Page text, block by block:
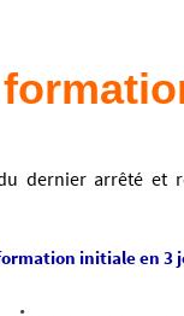
dernier arrêté et
initiale en 3